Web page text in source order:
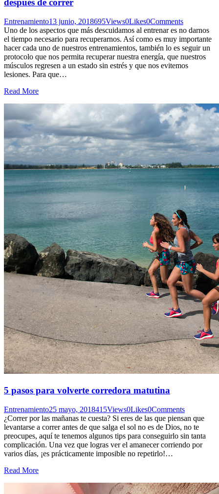
después de correr
Entrenamiento13 junio, 2018695Views0Likes0Comments
Uno de los aspectos que más descuidamos al entrenar es no darnos
el tiempo necesario para recuperarnos. Así como es muy importante
hacer cada uno de nuestros entrenamientos, también lo es seguir un
protocolo que nos permita recuperar nuestra energía, que nuestros
músculos regresen a un estado sin estrés y que nos evitemos
lesiones. Para que…
Read More
5 pasos para volverte corredora matutina
Entrenamiento25 mayo, 2018415Views0Likes0Comments
¿Correr por las mañanas te cuesta? Si eres de las que piensan que
levantarse a correr antes de que salga el sol no es de Dios, no te
preocupes, aquí te tenemos algunos tips para conseguirlo sin tanta
complicación. Una vez que logras ver el amanecer corriendo por
varios días, ¡es prácticamente imposible no repetirlo!…
Read More